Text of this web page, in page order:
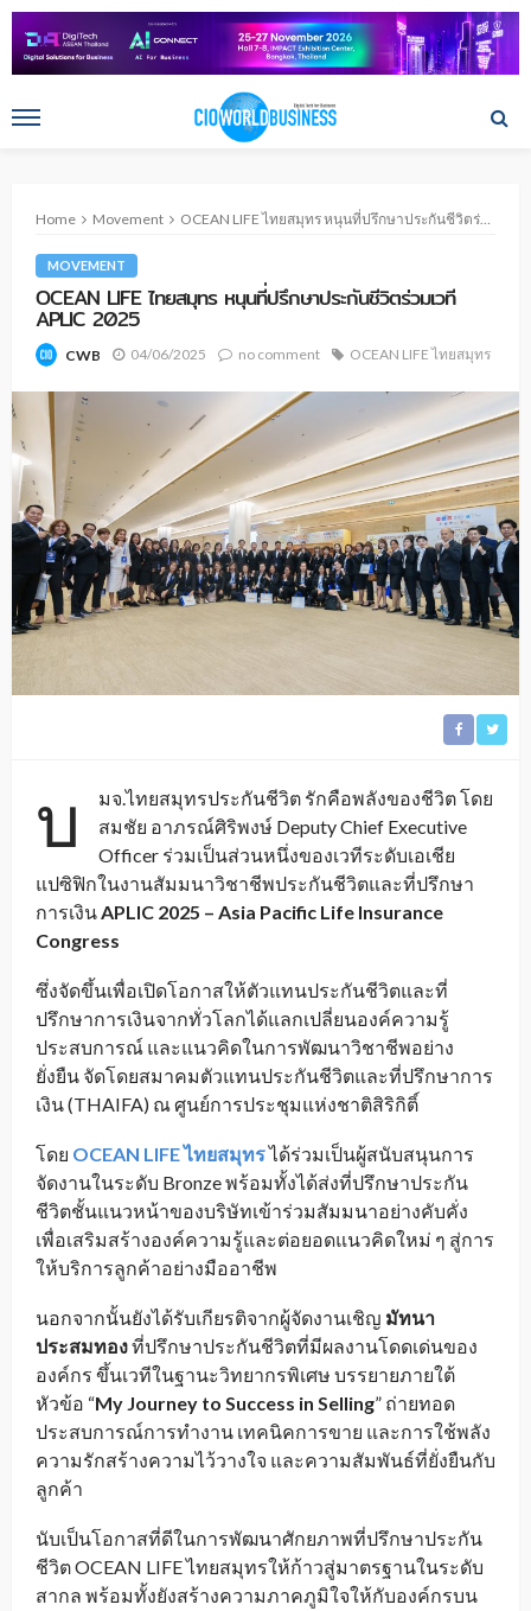
Home Movement OCEAN LIFE ไทยสมุทร หนุนที่ปรึกษาประกันชีวิตร่วมเวที APLIC 2025
MOVEMENT
OCEAN LIFE ไทยสมุทร หนุนที่ปรึกษาประกันชีวิตร่วมเวที
APLIC 2025
CWB 04/06/2025 no comment OCEAN LIFE ไทยสมุทร
บ
มจ.ไทยสมุทรประกันชีวิต รักคือพลังของชีวิต โดย
สมชัย อาภรณ์ศิริพงษ์ Deputy Chief Executive
Officer ร่วมเป็นส่วนหนึ่งของเวทีระดับเอเชีย
แปซิฟิกในงานสัมมนาวิชาชีพประกันชีวิตและที่ปรึกษา
การเงินAPLIC 2025 – Asia Pacific Life Insurance
Congress
ซึ่งจัดขึ้นเพื่อเปิดโอกาสให้ตัวแทนประกันชีวิตและที่
ปรึกษาการเงินจากทั่วโลกได้แลกเปลี่ยนองค์ความรู้
ประสบการณ์ และแนวคิดในการพัฒนาวิชาชีพอย่าง
ยั่งยืน จัดโดยสมาคมตัวแทนประกันชีวิตและที่ปรึกษาการ
เงิน (THAIFA) ณ ศูนย์การประชุมแห่งชาติสิริกิติ์
โดย OCEAN LIFE ไทยสมุทรได้ร่วมเป็นผู้สนับสนุนการ
จัดงานในระดับ Bronze พร้อมทั้งได้ส่งที่ปรึกษาประกัน
ชีวิตชั้นแนวหน้าของบริษัทเข้าร่วมสัมมนาอย่างคับคั่ง
เพื่อเสริมสร้างองค์ความรู้และต่อยอดแนวคิดใหม่ ๆ สู่การ
ให้บริการลูกค้าอย่างมืออาชีพ
นอกจากนั้นยังได้รับเกียรติจากผู้จัดงานเชิญ มัทนา
ประสมทองที่ปรึกษาประกันชีวิตที่มีผลงานโดดเด่นของ
องค์กร ขึ้นเวทีในฐานะวิทยากรพิเศษ บรรยายภายใต้
หัวข้อ “My Journey to Success in Selling” ถ่ายทอด
ประสบการณ์การทำงาน เทคนิคการขาย และการใช้พลัง
ความรักสร้างความไว้วางใจ และความสัมพันธ์ที่ยั่งยืนกับ
ลูกค้า
นับเป็นโอกาสที่ดีในการพัฒนาศักยภาพที่ปรึกษาประกัน
ชีวิต OCEAN LIFE ไทยสมุทรให้ก้าวสู่มาตรฐานในระดับ
สากล พร้อมทั้งยังสร้างความภาคภูมิใจให้กับองค์กรบน